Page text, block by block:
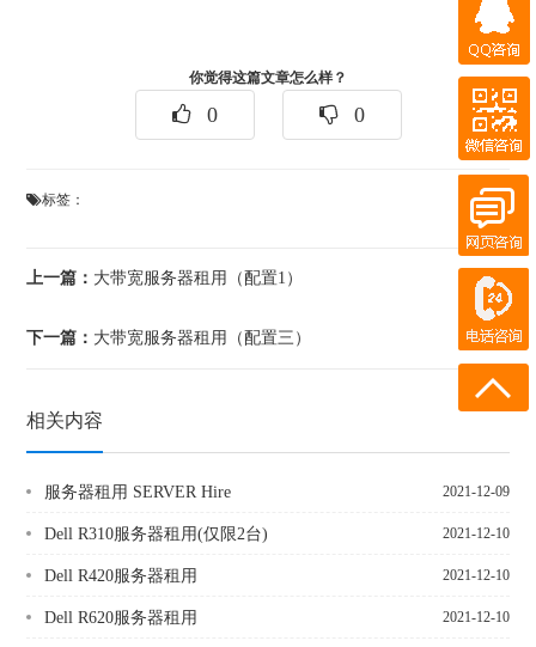
你觉得这篇文章怎么样？
0 0
标签：
上一篇： 大带宽服务器租用（配置1）
下一篇： 大带宽服务器租用（配置三）
相关内容
服务器租用 SERVER Hire 2021-12-09
Dell R310服务器租用(仅限2台) 2021-12-10
Dell R420服务器租用 2021-12-10
Dell R620服务器租用 2021-12-10
QQ客服
微信咨询
在线客服